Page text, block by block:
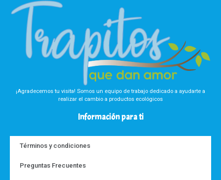
¡Agradecemos tu visita! Somos un equipo de trabajo dedicado a ayudarte a
realizar el cambio a productos ecológicos
Información para ti
Términos y condiciones
Preguntas Frecuentes